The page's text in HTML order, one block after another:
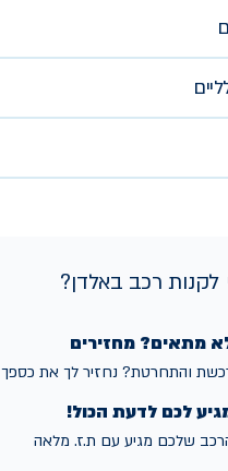
לקנות רכב באלדן?
מתאים? מחזירים
והתחרטת? נחזיר לך את כספך
לכם לדעת הכול!
שלכם מגיע עם ת.ז. מלאה